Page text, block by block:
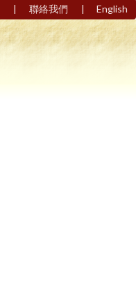
| 聯絡我們 | English